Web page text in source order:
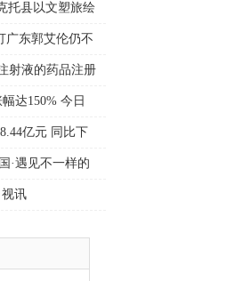
托县以文塑旅绘
广东郭艾伦仍不
射液的药品注册
达150% 今日
亿元 同比下
·遇见不一样的
与江共生”新故
讯